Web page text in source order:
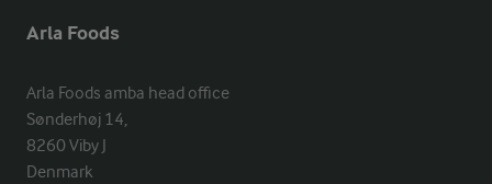
Arla Foods
Arla Foods amba head office
Sønderhøj 14,
8260 Viby J
Denmark